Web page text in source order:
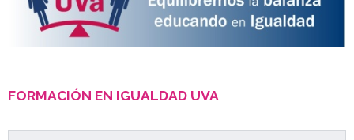
CONVOCATORIAS
FORMACIÓN EN IGUALDAD UVA